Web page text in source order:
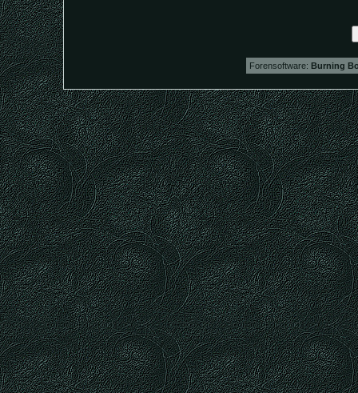
Forensoftware: Burning